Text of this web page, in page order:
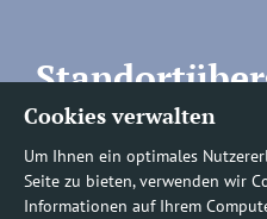
Cookies verwalten
Um Ihnen ein optimales
Seite zu bieten, verwenden wir
Informationen auf Ihrem
Rufnummern